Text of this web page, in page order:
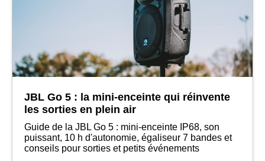
JBL Go 5 : la mini-enceinte qui réinvente
les sorties en plein air
Guide de la JBL Go 5 : mini-enceinte IP68, son
puissant, 10 h d'autonomie, égaliseur 7 bandes et
conseils pour sorties et petits événements